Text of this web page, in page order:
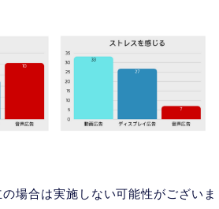
場合は実施しない可能性がございま